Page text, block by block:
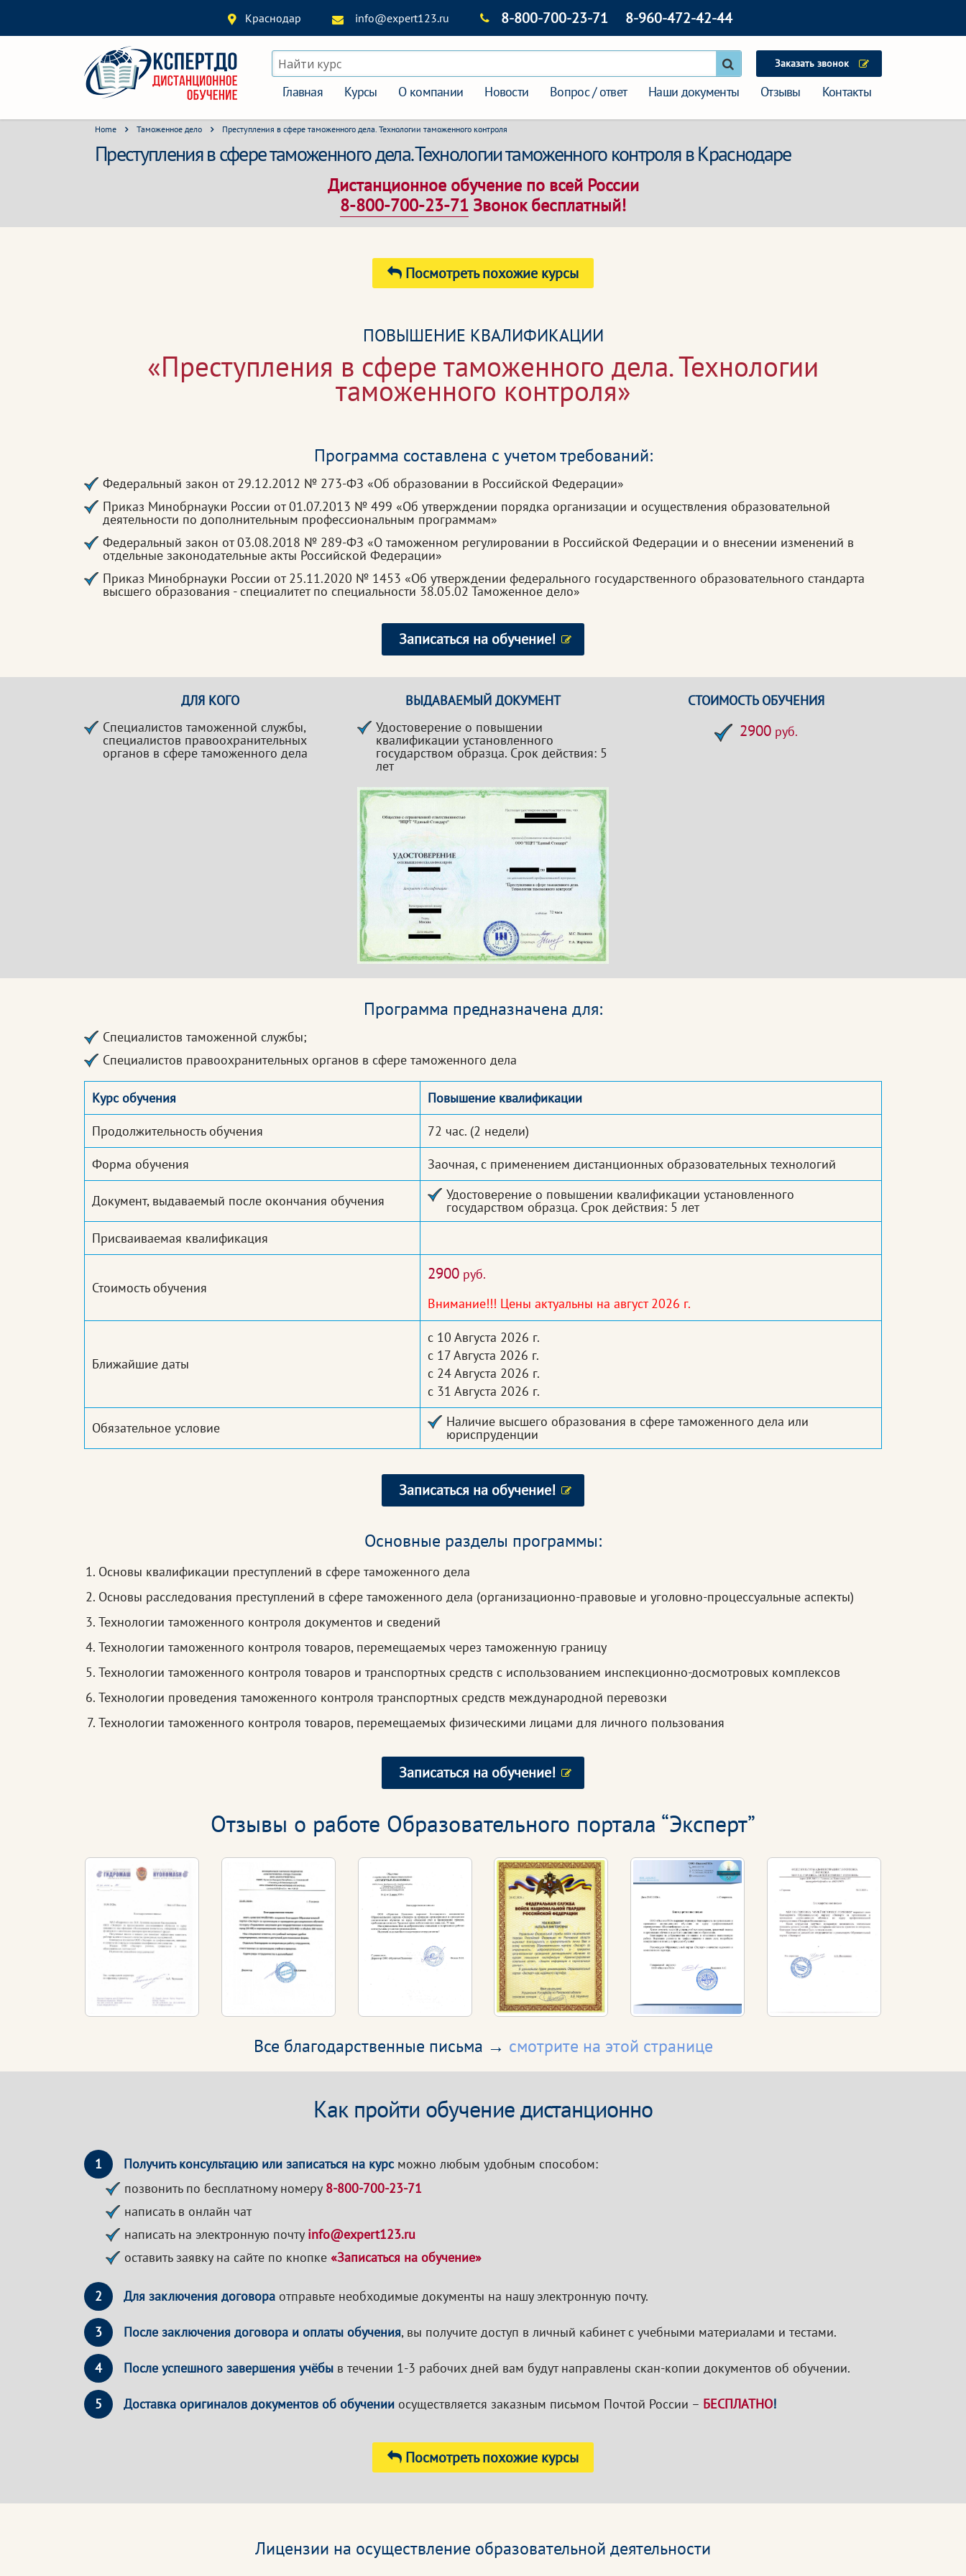
Краснодар info@expert123.ru 8-800-700-23-71 8-960-472-42-44
Найти курс Заказать звонок
Главная Курсы О компании Новости Вопрос / ответ Наши документы Отзывы Контакты
Home Таможенное дело Преступления в сфере таможенного дела. Технологии таможенного контроля
Преступления в сфере таможенного дела. Технологии таможенного контроля в Краснодаре
Дистанционное обучение по всей России
8-800-700-23-71 Звонок бесплатный!
Посмотреть похожие курсы
ПОВЫШЕНИЕ КВАЛИФИКАЦИИ
«Преступления в сфере таможенного дела. Технологии
таможенного контроля»
Программа составлена с учетом требований:
Федеральный закон от 29.12.2012 № 273-ФЗ «Об образовании в Российской Федерации»
Приказ Минобрнауки России от 01.07.2013 № 499 «Об утверждении порядка организации и осуществления образовательной
деятельности по дополнительным профессиональным программам»
Федеральный закон от 03.08.2018 № 289-ФЗ «О таможенном регулировании в Российской Федерации и о внесении изменений в
отдельные законодательные акты Российской Федерации»
Приказ Минобрнауки России от 25.11.2020 № 1453 «Об утверждении федерального государственного образовательного стандарта
высшего образования - специалитет по специальности 38.05.02 Таможенное дело»
Записаться на обучение!
ДЛЯ КОГО
Специалистов таможенной службы,
специалистов правоохранительных
органов в сфере таможенного дела
ВЫДАВАЕМЫЙ ДОКУМЕНТ
Удостоверение о повышении
квалификации установленного
государством образца. Срок действия: 5
лет
СТОИМОСТЬ ОБУЧЕНИЯ
2900 руб.
Программа предназначена для:
Специалистов таможенной службы;
Специалистов правоохранительных органов в сфере таможенного дела
Курс обучения
Повышение квалификации
Продолжительность обучения
72 час. (2 недели)
Форма обучения
Заочная, с применением дистанционных образовательных технологий
Документ, выдаваемый после окончания обучения Удостоверение о повышении квалификации установленного
государством образца. Срок действия: 5 лет
Присваиваемая квалификация
Стоимость обучения
2900 руб.
Внимание!!! Цены актуальны на август 2026 г.
Ближайшие даты
с 10 Августа 2026 г.
с 17 Августа 2026 г.
с 24 Августа 2026 г.
с 31 Августа 2026 г.
Обязательное условие Наличие высшего образования в сфере таможенного дела или
юриспруденции
Записаться на обучение!
Основные разделы программы:
Основы квалификации преступлений в сфере таможенного дела
Основы расследования преступлений в сфере таможенного дела (организационно-правовые и уголовно-процессуальные аспекты)
Технологии таможенного контроля документов и сведений
Технологии таможенного контроля товаров, перемещаемых через таможенную границу
Технологии таможенного контроля товаров и транспортных средств с использованием инспекционно-досмотровых комплексов
Технологии проведения таможенного контроля транспортных средств международной перевозки
Технологии таможенного контроля товаров, перемещаемых физическими лицами для личного пользования
Записаться на обучение!
Отзывы о работе Образовательного портала “Эксперт”
Все благодарственные письма → смотрите на этой странице
Как пройти обучение дистанционно
1 Получить консультацию или записаться на курсможно любым удобным способом:
позвонить по бесплатному номеру 8-800-700-23-71
написать в онлайн чат
написать на электронную почту info@expert123.ru
оставить заявку на сайте по кнопке «Записаться на обучение»
2 Для заключения договора отправьте необходимые документы на нашу электронную почту.
3 После заключения договора и оплаты обучения, вы получите доступ в личный кабинет с учебными материалами и тестами.
4 После успешного завершения учёбы в течении 1-3 рабочих дней вам будут направлены скан-копии документов об обучении.
5 Доставка оригиналов документов об обучении осуществляется заказным письмом Почтой России – БЕСПЛАТНО!
Посмотреть похожие курсы
Лицензии на осуществление образовательной деятельности